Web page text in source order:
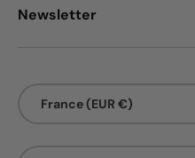
Newsletter
France (EUR €)